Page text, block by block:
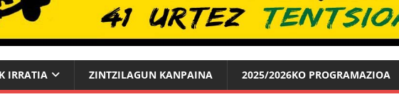
IRRATIA ZINTZILAGUN KANPAINA 2025/2026KO PROGRAMAZIOA